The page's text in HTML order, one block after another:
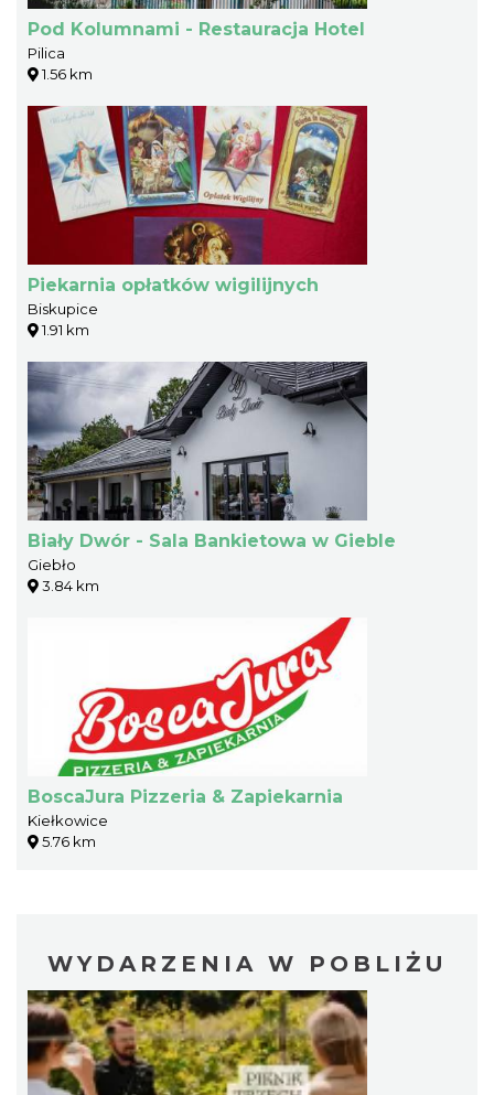
Pod Kolumnami - Restauracja Hotel
Pilica
1.56 km
Piekarnia opłatków wigilijnych
Biskupice
1.91 km
Biały Dwór - Sala Bankietowa w Gieble
Giebło
3.84 km
BoscaJura Pizzeria & Zapiekarnia
Kiełkowice
5.76 km
WYDARZENIA W POBLIŻU